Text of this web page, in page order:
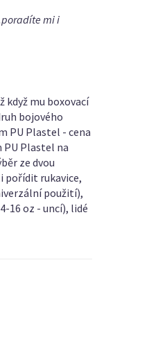
mi i
když mu boxovací
bojového
PU Plastel - cena
PU Plastel na
ze dvou
pořídit rukavice,
použití),
16 oz - uncí), lidé